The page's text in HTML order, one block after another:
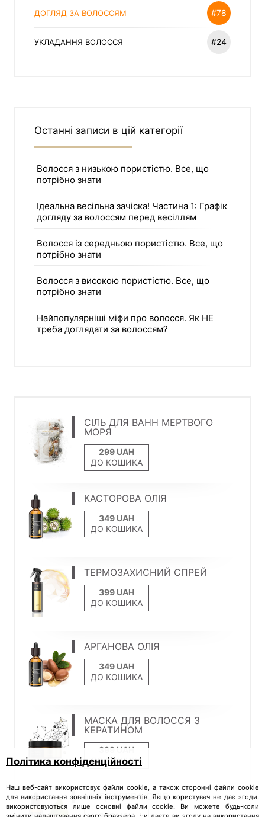
ДОГЛЯД ЗА ВОЛОССЯМ #78
УКЛАДАННЯ ВОЛОССЯ #24
Останні записи в цій категорії
Волосся з низькою пористістю. Все, що
потрібно знати
Ідеальна весільна зачіска! Частина 1: Графік
догляду за волоссям перед весіллям
Волосся із середньою пористістю. Все, що
потрібно знати
Волосся з високою пористістю. Все, що
потрібно знати
Найпопулярніші міфи про волосся. Як НЕ
треба доглядати за волоссям?
СІЛЬ ДЛЯ ВАНН МЕРТВОГО
МОРЯ
ДО КОШИКА
КАСТОРОВА ОЛІЯ
ДО КОШИКА
ТЕРМОЗАХИСНИЙ СПРЕЙ
ДО КОШИКА
АРГАНОВА ОЛІЯ
ДО КОШИКА
МАСКА ДЛЯ ВОЛОССЯ З
КЕРАТИНОМ
ДО КОШИКА
МИГДАЛЕВА ОЛІЯ
Політика конфіденційності
Наш веб-сайт використовує файли cookie, а також сторонні файли cookie
для використання зовнішніх інструментів. Якщо користувач не дає згоди,
використовуються лише основні файли cookie. Ви можете будь-коли